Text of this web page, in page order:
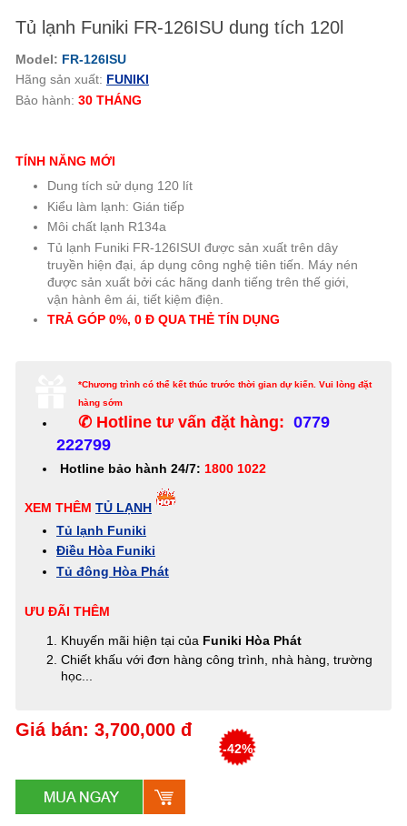
Tủ lạnh Funiki FR-126ISU dung tích 120l
Model: FR-126ISU
Hãng sản xuất: FUNIKI
Bảo hành: 30 THÁNG
TÍNH NĂNG MỚI
Dung tích sử dụng 120 lít
Kiểu làm lạnh: Gián tiếp
Môi chất lạnh R134a
Tủ lạnh Funiki FR-126ISUI được sản xuất trên dây
truyền hiện đại, áp dụng công nghệ tiên tiến. Máy nén
được sản xuất bởi các hãng danh tiếng trên thế giới,
vận hành êm ái, tiết kiệm điện.
TRẢ GÓP 0%, 0 Đ QUA THẺ TÍN DỤNG
*Chương trình có thể kết thúc trước thời gian dự kiến. Vui lòng đặt
hàng sớm
✆ Hotline tư vấn đặt hàng: 0779
222799
Hotline bảo hành 24/7: 1800 1022
XEM THÊM TỦ LẠNH
Tủ lạnh Funiki
Điều Hòa Funiki
Tủ đông Hòa Phát
ƯU ĐÃI THÊM
Khuyến mãi hiện tại của Funiki Hòa Phát
Chiết khấu với đơn hàng công trình, nhà hàng, trường
học...
Giá bán: 3,700,000 đ
-42%